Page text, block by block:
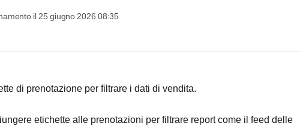
il 25 giugno 2026 08:35
di prenotazione per filtrare i dati di vendita.
etichette alle prenotazioni per filtrare report come il feed delle